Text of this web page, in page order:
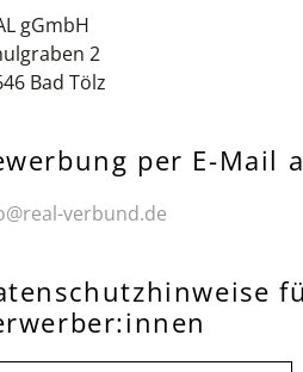
gGmbH
2
Bad Tölz
per E-Mail
verbund.de